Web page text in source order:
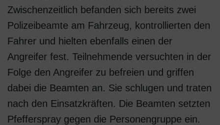
Zwischenzeitlich befanden sich bereits zwei
Polizeibeamte am Fahrzeug, kontrollierten den
Fahrer und hielten ebenfalls einen der
Angreifer fest. Teilnehmende versuchten in der
Folge den Angreifer zu befreien und griffen
dabei die Beamten an. Sie schlugen und traten
nach den Einsatzkräften. Die Beamten setzten
Pfefferspray gegen die Personengruppe ein.